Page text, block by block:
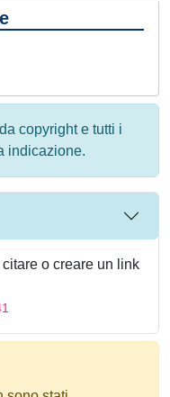
copyright e tutti i
indicazione.
o creare un link